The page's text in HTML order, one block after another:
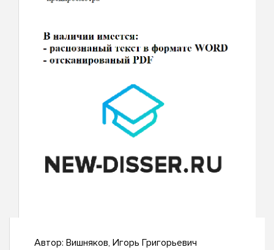
Автор: Вишняков, Игорь Григорьевич